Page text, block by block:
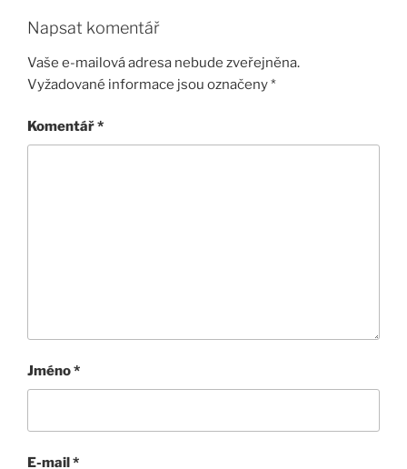
Napsat komentář
Vaše e-mailová adresa nebude zveřejněna.
Vyžadované informace jsou označeny*
Komentář*
Jméno*
E-mail*